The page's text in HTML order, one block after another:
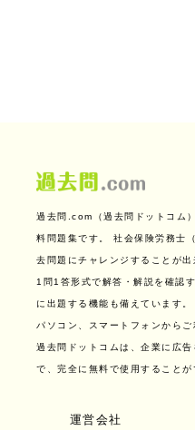
過去問.com（過去問ドットコム
料問題集です。 社会保険労務士
去問題にチャレンジすることが出
1問1答形式で解答・解説を確認
に出題する機能も備えています。
パソコン、スマートフォンからご
過去問ドットコムは、企業に広
で、完全に無料で使用することが
運営会社